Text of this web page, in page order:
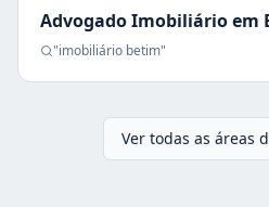
Advogado Imobiliárioem
"imobiliário betim"
Ver todas as áreas